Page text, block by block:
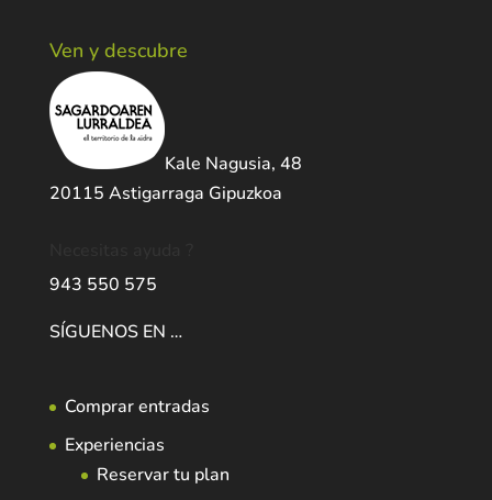
Ven y descubre
Kale Nagusia, 48
20115 Astigarraga Gipuzkoa
943 550 575
SÍGUENOS EN …
Comprar entradas
Experiencias
Reservar tu plan